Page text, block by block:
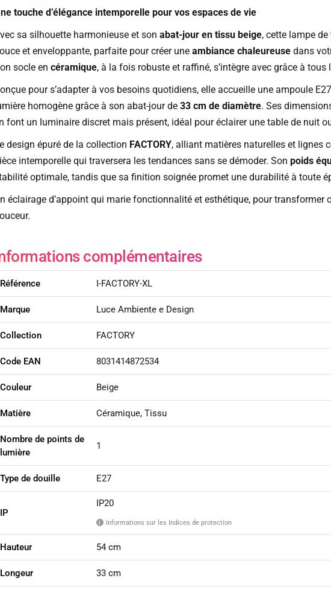
touche d’élégance intemporelle pour vos espaces de vie
sa silhouette harmonieuse et son abat-jour en tissu beige, cette lampe
et enveloppante, parfaite pour créer une ambiance chaleureusedans
socle en céramique, à la fois robuste et raffiné, s’intègre avec grâce à
pour s’adapter à vos besoins quotidiens, elle accueille une ampoule
homogène grâce à son abat-jour de 33 cm de diamètre. Ses
font un luminaire discret mais présent, idéal pour éclairer une table de nuit
design épuré de la collection FACTORY, alliant matières naturelles et lignes
intemporelle qui traversera les tendances sans se démoder. Son poids
optimale, tandis que sa finition soignée promet une durabilité à toute
éclairage d’appoint qui marie fonctionnalité et esthétique, pour transformer
complémentaires
Référence I-FACTORY-XL
Marque Luce Ambiente e Design
Collection FACTORY
Code EAN 8031414872534
Couleur Beige
Matière Céramique, Tissu
Nombre de points de
lumière
1
Type de douille E27
IP
IP20
i Informations sur les Indices de protection
Hauteur 54 cm
Longeur 33 cm